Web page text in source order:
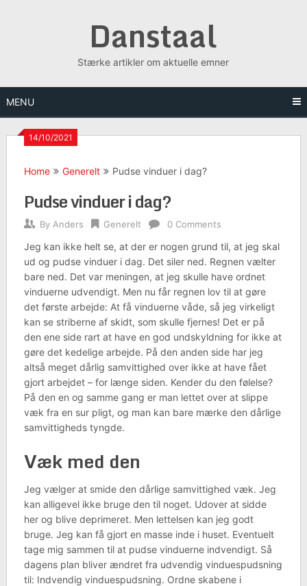
Danstaal
Stærke artikler om aktuelle emner
MENU
14/10/2021
Home Generelt Pudse vinduer i dag?
Pudse vinduer i dag?
By Anders Generelt 0 Comments
Jeg kan ikke helt se, at der er nogen grund til, at jeg skal
ud og pudse vinduer i dag. Det siler ned. Regnen vælter
bare ned. Det var meningen, at jeg skulle have ordnet
vinduerne udvendigt. Men nu får regnen lov til at gøre
det første arbejde: At få vinduerne våde, så jeg virkeligt
kan se striberne af skidt, som skulle fjernes! Det er på
den ene side rart at have en god undskyldning for ikke at
gøre det kedelige arbejde. På den anden side har jeg
altså meget dårlig samvittighed over ikke at have fået
gjort arbejdet – for længe siden. Kender du den følelse?
På den en og samme gang er man lettet over at slippe
væk fra en sur pligt, og man kan bare mærke den dårlige
samvittigheds tyngde.
Væk med den
Jeg vælger at smide den dårlige samvittighed væk. Jeg
kan alligevel ikke bruge den til noget. Udover at sidde
her og blive deprimeret. Men lettelsen kan jeg godt
bruge. Jeg kan få gjort en masse inde i huset. Eventuelt
tage mig sammen til at pudse vinduerne indvendigt. Så
dagens plan bliver ændret fra udvendig vinduespudsning
til: Indvendig vinduespudsning. Ordne skabene i